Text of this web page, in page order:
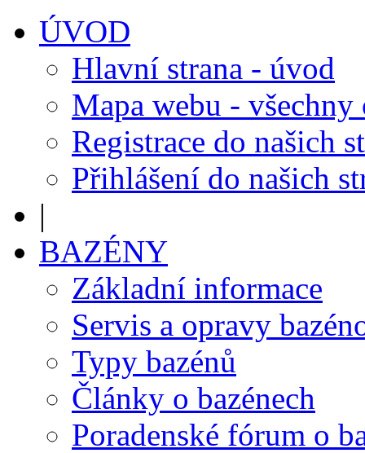
ÚVOD
Hlavní strana - úvod
Mapa webu - všechny
Registrace do našich
Přihlášení do našich
|
BAZÉNY
Základní informace
Servis a opravy
Typy bazénů
Články o bazénech
Poradenské fórum o